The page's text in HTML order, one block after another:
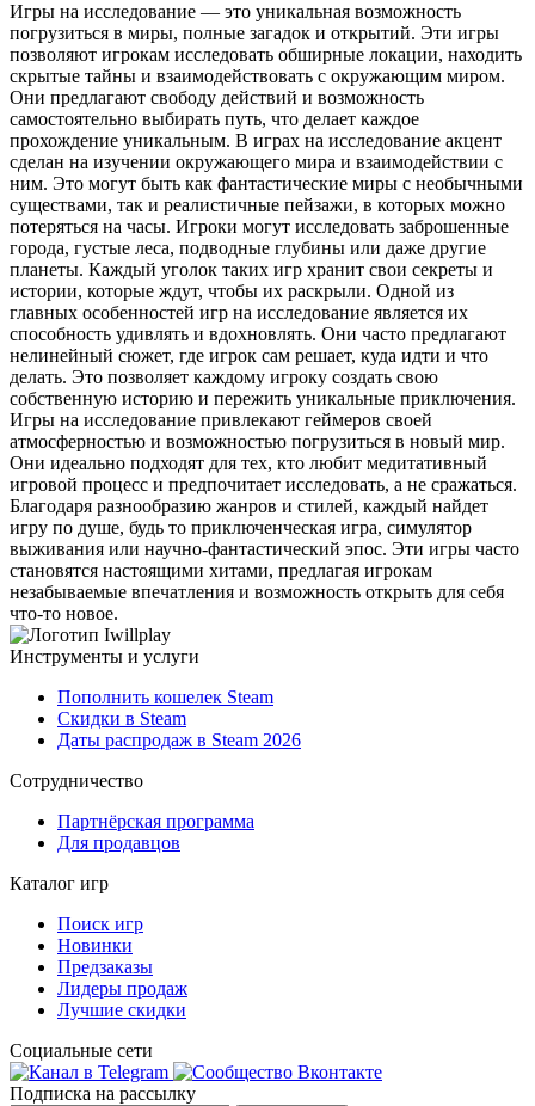
Игры на исследование — это уникальная возможность
погрузиться в миры, полные загадок и открытий. Эти игры
позволяют игрокам исследовать обширные локации, находить
скрытые тайны и взаимодействовать с окружающим миром.
Они предлагают свободу действий и возможность
самостоятельно выбирать путь, что делает каждое
прохождение уникальным. В играх на исследование акцент
сделан на изучении окружающего мира и взаимодействии с
ним. Это могут быть как фантастические миры с необычными
существами, так и реалистичные пейзажи, в которых можно
потеряться на часы. Игроки могут исследовать заброшенные
города, густые леса, подводные глубины или даже другие
планеты. Каждый уголок таких игр хранит свои секреты и
истории, которые ждут, чтобы их раскрыли. Одной из
главных особенностей игр на исследование является их
способность удивлять и вдохновлять. Они часто предлагают
нелинейный сюжет, где игрок сам решает, куда идти и что
делать. Это позволяет каждому игроку создать свою
собственную историю и пережить уникальные приключения.
Игры на исследование привлекают геймеров своей
атмосферностью и возможностью погрузиться в новый мир.
Они идеально подходят для тех, кто любит медитативный
игровой процесс и предпочитает исследовать, а не сражаться.
Благодаря разнообразию жанров и стилей, каждый найдет
игру по душе, будь то приключенческая игра, симулятор
выживания или научно-фантастический эпос. Эти игры часто
становятся настоящими хитами, предлагая игрокам
незабываемые впечатления и возможность открыть для себя
что-то новое.
Инструменты и услуги
Пополнить кошелек Steam
Скидки в Steam
Даты распродаж в Steam 2026
Сотрудничество
Партнёрская программа
Для продавцов
Каталог игр
Поиск игр
Новинки
Предзаказы
Лидеры продаж
Лучшие скидки
Социальные сети
Подписка на рассылку